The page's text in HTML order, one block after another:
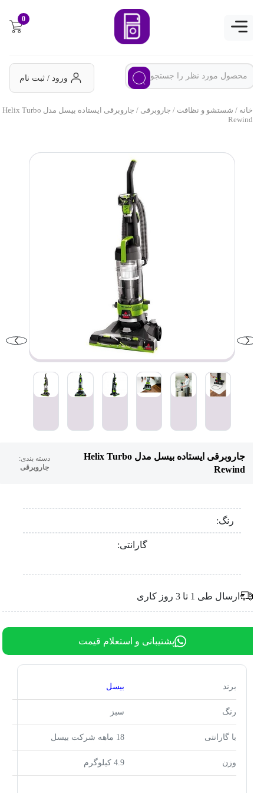
ورود / ثبت نام
خانه/شستشو و نظافت/جاروبرقی
/ جاروبرقی ایستاده بیسل مدل Helix Turbo
Rewind
جاروبرقی ایستاده بیسل مدل Helix Turbo
Rewind
دسته بندی:
جاروبرقی
رنگ:
گارانتی:
ارسال طی 1 تا 3 روز کاری
پشتیبانی و استعلام قیمت
برند بیسل
رنگ سبز
با گارانتی
وزن